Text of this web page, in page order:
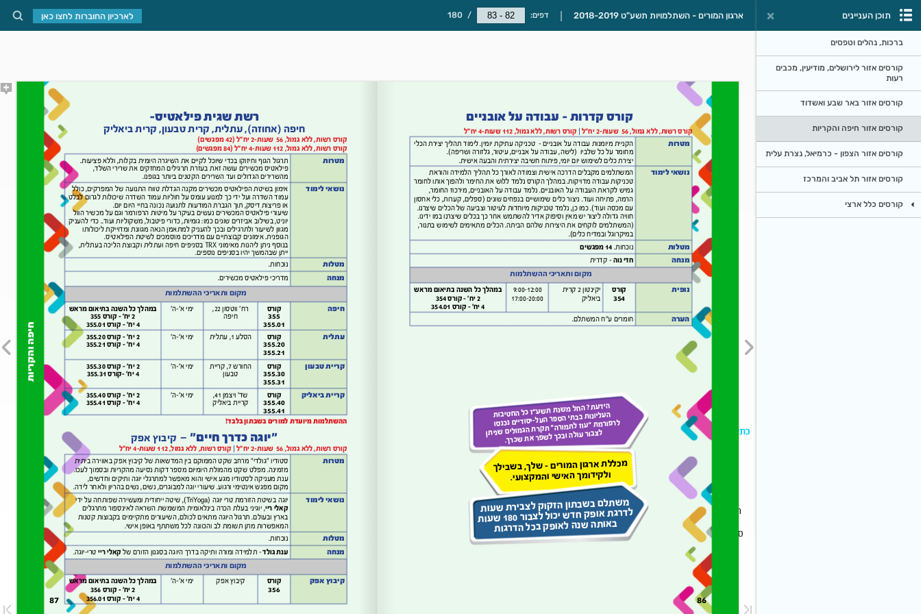
ארגון המורים - השתלמויות תשע"ט 2018-2019 דפים: /
180 לארכיון החוברות לחצו כאן תוכן העניינים
ברכות, נהלים וטפסים
קורסים אזור לירושלים, מודיעין, מכבים
רעות
קורסים אזור באר שבע ואשדוד
קורסים אזור חיפה והקריות
קורסים אזור הצפון - כרמיאל, נצרת עלית
קורסים אזור תל אביב והמרכז
קורסים כלל ארצי